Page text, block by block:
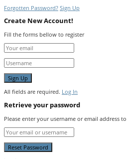
Forgotten Password? Sign Up
Create New Account!
Fill the forms bellow to register
All fields are required. Log In
Retrieve your password
Please enter your username or email address